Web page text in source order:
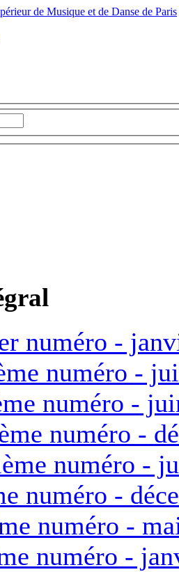
numéro -
numéro -
numéro -
numéro -
numéro -
numéro -
numéro -
numéro -